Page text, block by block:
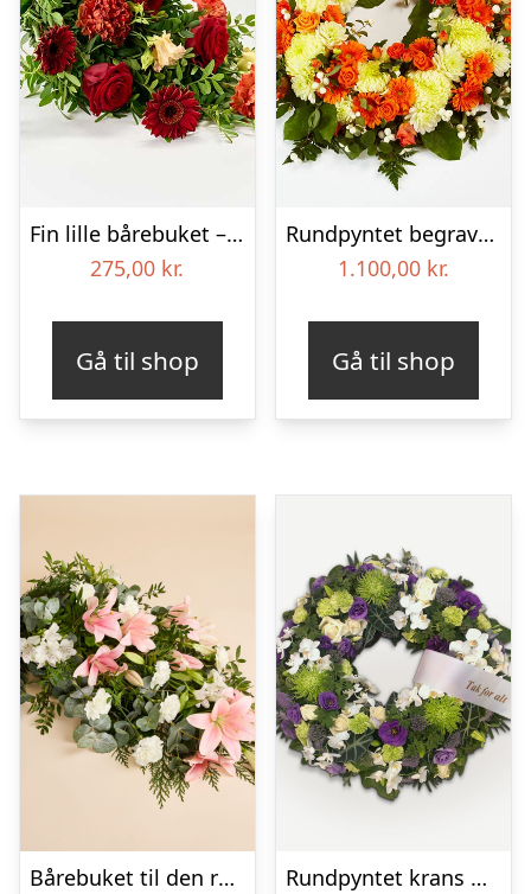
Fin lille bårebuket – Blomster til begravelse
275,00 kr.
Gå til shop
Rundpyntet begravelseskrans – Blomster til begravelse
1.100,00 kr.
Gå til shop
Bårebuket til den rolige afsked
Rundpyntet krans med orkideer og bånd